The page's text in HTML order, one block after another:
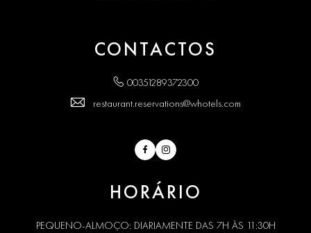
CONTACTOS
00351289372300
restaurant.reservations@whotels.com
FacebookInstagram
HORÁRIO
PEQUENO-ALMOÇO: DIARIAMENTE DAS 7H ÀS 11:30H